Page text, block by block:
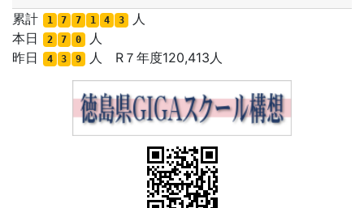
累計 1 7 7 1 4 3 人
本日
2 7 0 人
昨日
4 3 9 人 R７年度120,413人